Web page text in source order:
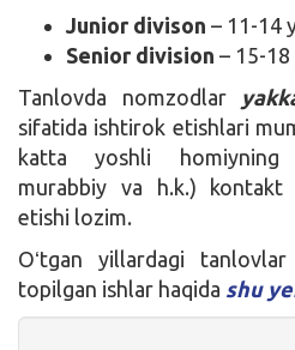
Junior divison – 11-14
Senior division – 15-
Tanlovda nomzodlar
sifatida ishtirok etishlari
katta yoshli homiyning
murabbiy va h.k.) kontakt
etishi lozim.
Oʻtgan yillardagi
topilgan ishlar haqida shu